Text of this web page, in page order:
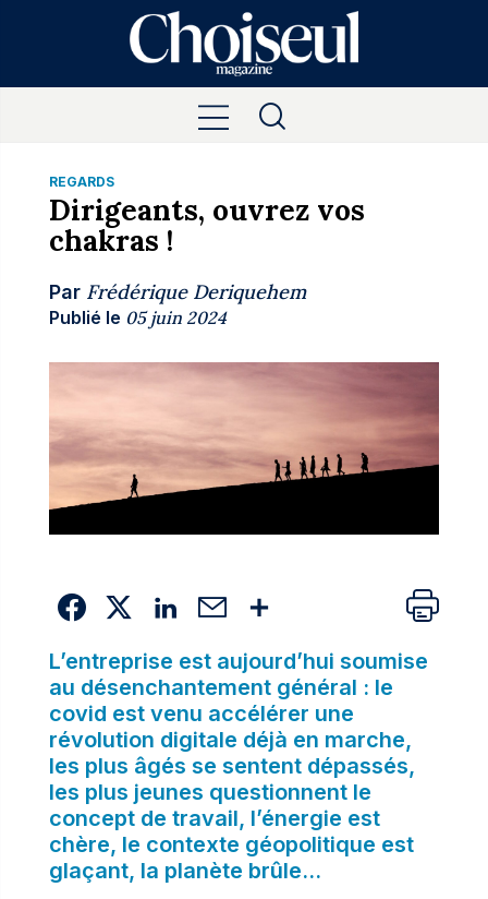
REGARDS
Dirigeants, ouvrez vos
chakras !
Par Frédérique Deriquehem
Publié le 05 juin 2024
L’entreprise est aujourd’hui soumise
au désenchantement général : le
covid est venu accélérer une
révolution digitale déjà en marche,
les plus âgés se sentent dépassés,
les plus jeunes questionnent le
concept de travail, l’énergie est
chère, le contexte géopolitique est
glaçant, la planète brûle…